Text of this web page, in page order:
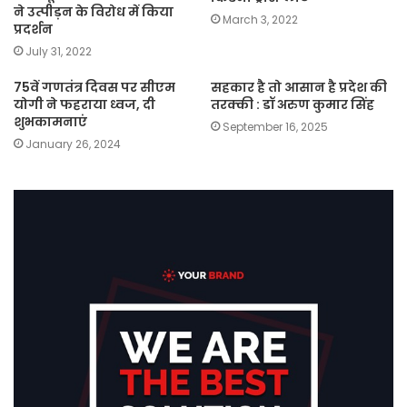
ने उत्पीड़न के विरोध में किया
प्रदर्शन
July 31, 2022
March 3, 2022
75वें गणतंत्र दिवस पर सीएम
योगी ने फहराया ध्वज, दी
शुभकामनाएं
January 26, 2024
सहकार है तो आसान है प्रदेश की
तरक्की : डॉ अरुण कुमार सिंह
September 16, 2025